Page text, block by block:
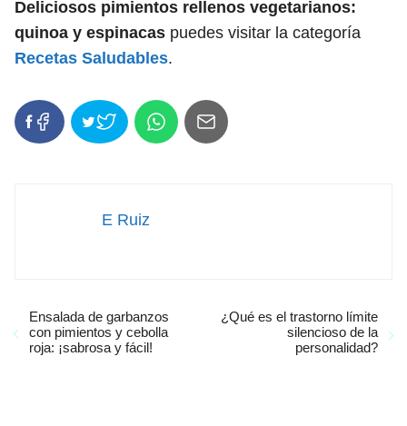
Deliciosos pimientos rellenos vegetarianos:
quinoa y espinacas puedes visitar la categoría
Recetas Saludables.
E Ruiz
Ensalada de garbanzos
con pimientos y cebolla
roja: ¡sabrosa y fácil!
¿Qué es el trastorno límite
silencioso de la
personalidad?